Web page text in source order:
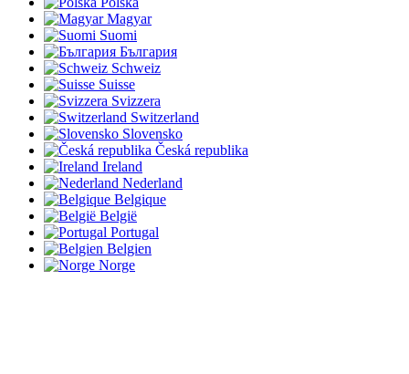
Magyar
Suomi
България
Schweiz
Suisse
Svizzera
Switzerland
Slovensko
Česká republika
Ireland
Nederland
Belgique
België
Portugal
Belgien
Norge